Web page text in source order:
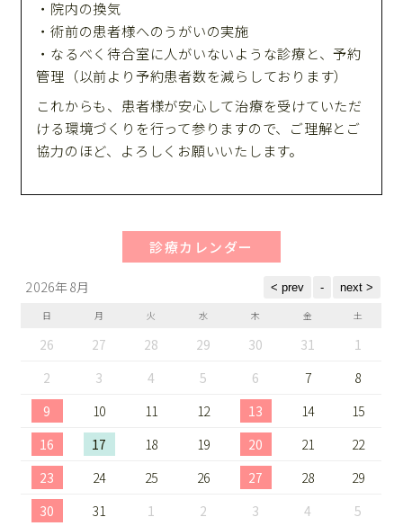
・院内の換気
・術前の患者様へのうがいの実施
・なるべく待合室に人がいないような診療と、予約
管理（以前より予約患者数を減らしております）
これからも、患者様が安心して治療を受けていただ
ける環境づくりを行って参りますので、ご理解とご
協力のほど、よろしくお願いいたします。
診療カレンダー
2026年8月
日 月 火 水 木 金 土
26 27 28 29 30 31
1
2
3 4 5 6 7
8
9
10 11 12 13 14
15
16
17 18 19 20 21
22
23
24 25 26 27 28
29
30
31 1 2 3 4 5